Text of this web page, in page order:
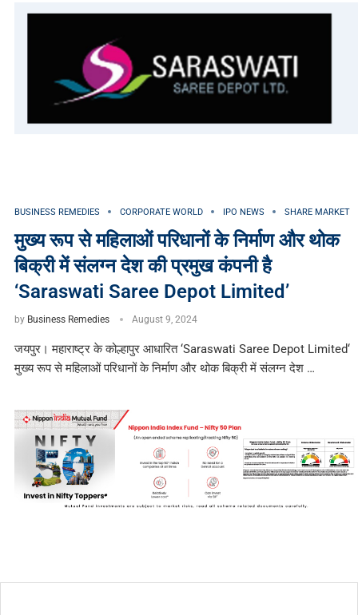
BUSINESS REMEDIES CORPORATE WORLD IPO NEWS SHARE MARKET
मुख्य रूप से महिलाओं परिधानों के निर्माण और थोक
बिक्री में संलग्न देश की प्रमुख कंपनी है
‘Saraswati Saree Depot Limited’
by Business Remedies August 9, 2024
जयपुर। महाराष्ट्र के कोल्हापुर आधारित ‘Saraswati Saree Depot Limited‘
मुख्य रूप से महिलाओं परिधानों के निर्माण और थोक बिक्री में संलग्न देश …